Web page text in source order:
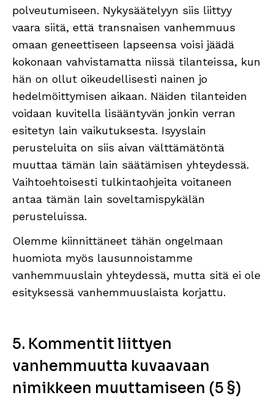
polveutumiseen. Nykysäätelyyn siis liittyy
vaara siitä, että transnaisen vanhemmuus
omaan geneettiseen lapseensa voisi jäädä
kokonaan vahvistamatta niissä tilanteissa, kun
hän on ollut oikeudellisesti nainen jo
hedelmöittymisen aikaan. Näiden tilanteiden
voidaan kuvitella lisääntyvän jonkin verran
esitetyn lain vaikutuksesta. Isyyslain
perusteluita on siis aivan välttämätöntä
muuttaa tämän lain säätämisen yhteydessä.
Vaihtoehtoisesti tulkintaohjeita voitaneen
antaa tämän lain soveltamispykälän
perusteluissa.
Olemme kiinnittäneet tähän ongelmaan
huomiota myös lausunnoistamme
vanhemmuuslain yhteydessä, mutta sitä ei ole
esityksessä vanhemmuuslaista korjattu.
5. Kommentit liittyen
vanhemmuutta kuvaavaan
nimikkeen muuttamiseen (5 §)